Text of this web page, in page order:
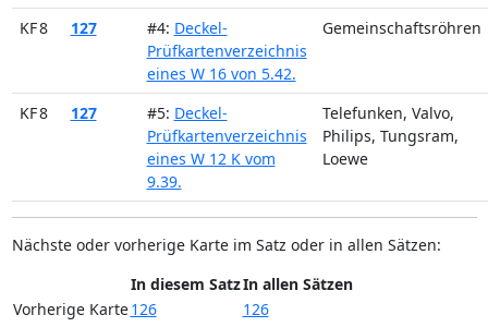
KF 8 127 #4: Deckel-
Prüfkartenverzeichnis
eines W 16 von 5.42.
Gemeinschaftsröhren
KF 8 127 #5: Deckel-
Prüfkartenverzeichnis
eines W 12 K vom
9.39.
Telefunken, Valvo,
Philips, Tungsram,
Loewe
Nächste oder vorherige Karte im Satz oder in allen Sätzen:
In diesem SatzIn allen Sätzen
Vorherige Karte126
126